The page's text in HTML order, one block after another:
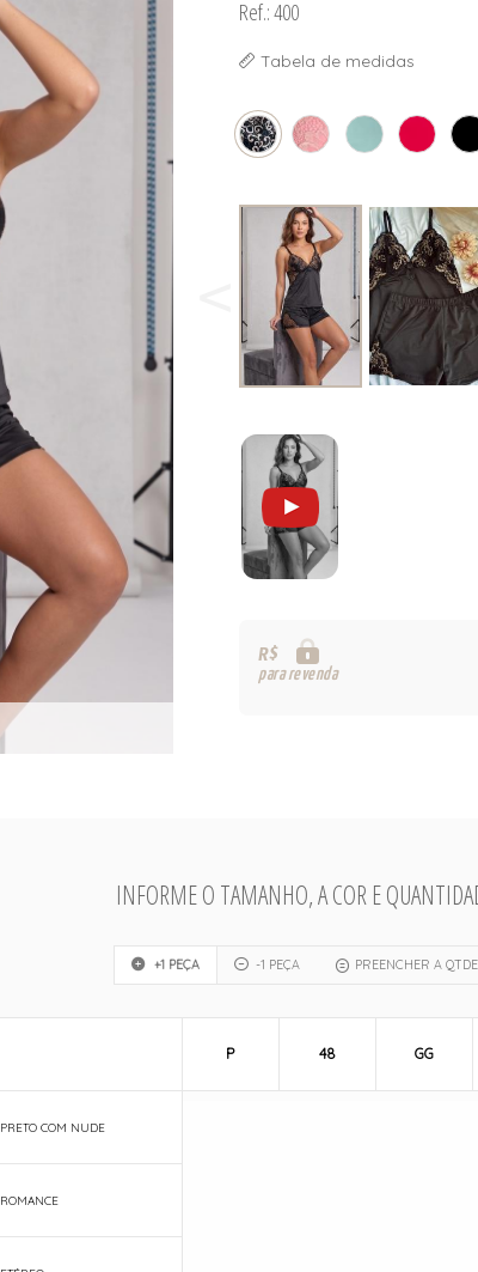
Ref.: 400
Tabela de medidas
R$
para revenda
INFORME O TAMANHO, A COR E
+1 PEÇA -1 PEÇA PREENCHER A QTDE
PRETO COM NUDE
ROMANCE
P 48 GG